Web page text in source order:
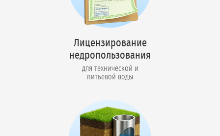
Лицензирование
недропользования
для технической и
питьевой воды